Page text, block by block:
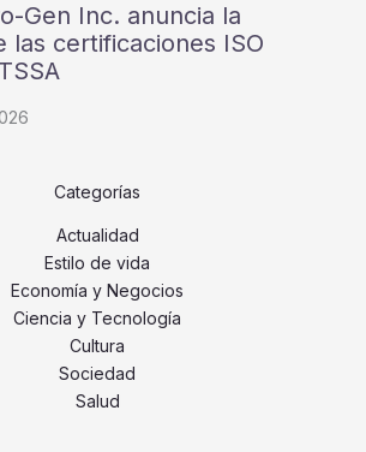
Gen Inc. anuncia la
las certificaciones ISO
Categorías
Actualidad
Estilo de vida
Economía y Negocios
Ciencia y Tecnología
Cultura
Sociedad
Salud